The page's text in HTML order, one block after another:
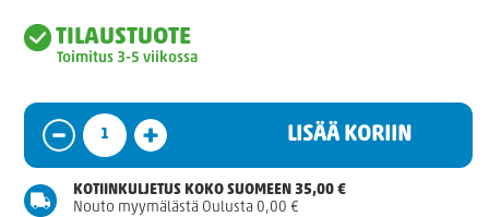
TILAUSTUOTE
Toimitus 3-5 viikossa
LISÄÄ KORIIN
KOTIINKULJETUS KOKO SUOMEEN 35,00 €
Nouto myymälästä Oulusta 0,00 €